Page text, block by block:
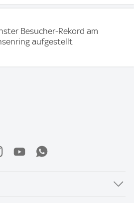
Besucher-Rekord am
aufgestellt